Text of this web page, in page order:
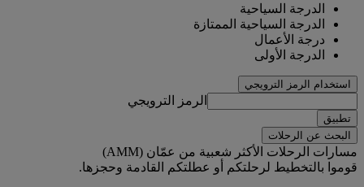
الدرجة السياحية
الدرجة السياحية الممتازة
درجة الأعمال
الدرجة الأولى
استخدام الرمز الترويجي
الرمز الترويجي
تطبيق
البحث عن الرحلات
مسارات الرحلات الأكثر شعبية من عمّان (AMM)
قوموا بالتخطيط لرحلتكم أو عطلتكم القادمة وحجزها.